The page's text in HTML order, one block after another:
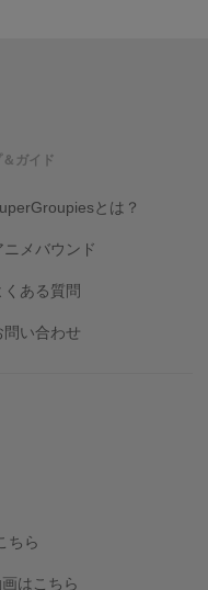
ガイド
とは？
ニメバウンド
くある質問
問い合わせ
ちら
はこちら